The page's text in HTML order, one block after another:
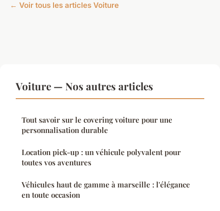
← Voir tous les articles Voiture
Voiture — Nos autres articles
Tout savoir sur le covering voiture pour une
personnalisation durable
Location pick-up : un véhicule polyvalent pour
toutes vos aventures
Véhicules haut de gamme à marseille : l'élégance
en toute occasion